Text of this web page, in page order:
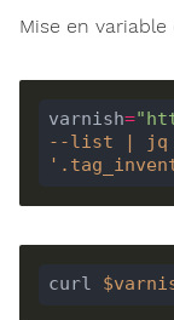
Mise en variable
varnish=
curl